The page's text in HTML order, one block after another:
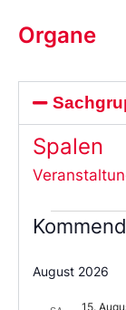
Organe
Spalen
Sie
das
August 2026
15.